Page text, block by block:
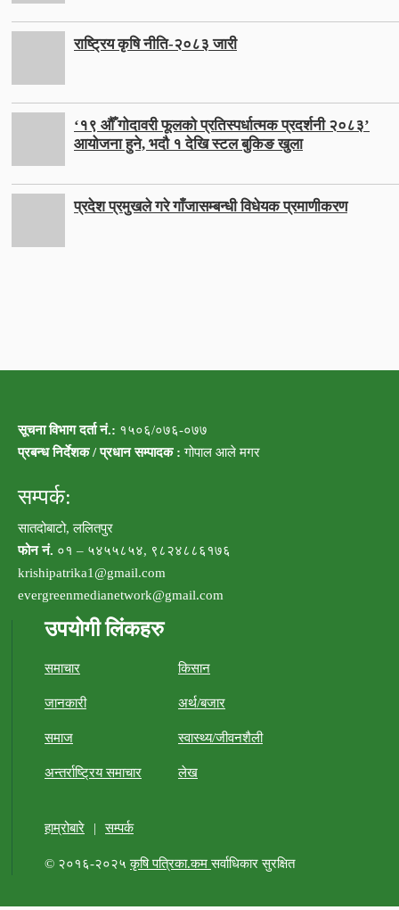
राष्ट्रिय कृषि नीति-२०८३ जारी
‘१९ औँ गोदावरी फूलको प्रतिस्पर्धात्मक प्रदर्शनी २०८३’
आयोजना हुने, भदौ १ देखि स्टल बुकिङ खुला
प्रदेश प्रमुखले गरे गाँजासम्बन्धी विधेयक प्रमाणीकरण
सूचना विभाग दर्ता नं.: १५०६/०७६-०७७
प्रबन्ध निर्देशक / प्रधान सम्पादक : गोपाल आले मगर
सम्पर्क:
सातदोबाटो, ललितपुर
फोन नं. ०१ – ५४५५८५४, ९८२४८८६१७६
krishipatrika1@gmail.com
evergreenmedianetwork@gmail.com
उपयोगी लिंकहरु
समाचार किसान
जानकारी अर्थ/बजार
समाज स्वास्थ्य/जीवनशैली
अन्तर्राष्ट्रिय समाचार लेख
हाम्रोबारे | सम्पर्क
© २०१६-२०२५कृषि पत्रिका.कमसर्वाधिकार सुरक्षित